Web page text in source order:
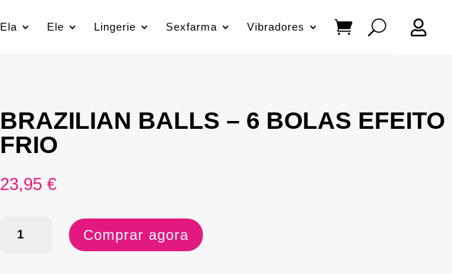
Ela Ele Lingerie Sexfarma Vibradores 
BRAZILIAN BALLS – 6 BOLAS EFEITO
FRIO
23,95 €
Comprar agora